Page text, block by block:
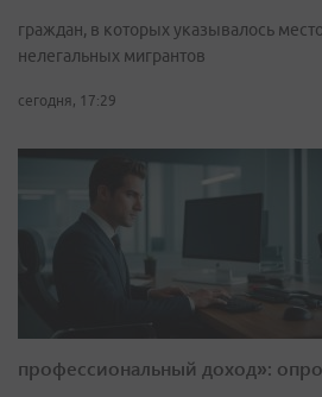
граждан, в которых указывалось
нелегальных мигрантов
сегодня, 17:29
профессиональный доход»: